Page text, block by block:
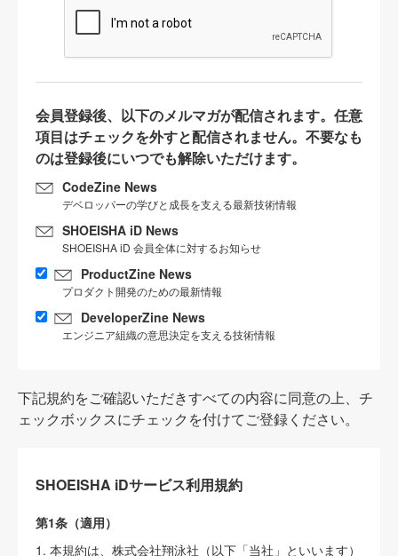
会員登録後、以下のメルマガが配信されます。任意
項目はチェックを外すと配信されません。不要なも
のは登録後にいつでも解除いただけます。
CodeZine News
デベロッパーの学びと成長を支える最新技術情報
SHOEISHA iD News
SHOEISHA iD 会員全体に対するお知らせ
ProductZine News
プロダクト開発のための最新情報
DeveloperZine News
エンジニア組織の意思決定を支える技術情報
下記規約をご確認いただきすべての内容に同意の上、チ
ェックボックスにチェックを付けてご登録ください。
SHOEISHA iDサービス利用規約
第1条（適用）
1. 本規約は、株式会社翔泳社（以下「当社」といいます）